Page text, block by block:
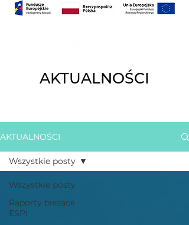
AKTUALNOŚCI
AKTUALNOŚCI
Wszystkie posty
Raporty bieżące
ESPI
Wszystkie posty